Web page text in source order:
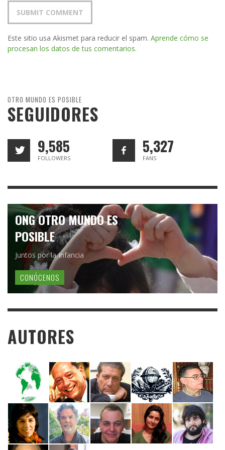
Este sitio usa Akismet para reducir el spam. Aprende cómo se
procesan los datos de tus comentarios.
OTRO MUNDO ES POSIBLE
SEGUIDORES
9,585
FOLLOWERS
5,327
FANS
ONG OTRO MUNDO ES
POSIBLE
Juntos por la Infancia
CONÓCENOS
AUTORES